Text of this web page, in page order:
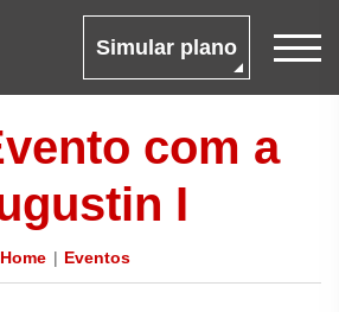
Simular plano
com a
I
Home Eventos